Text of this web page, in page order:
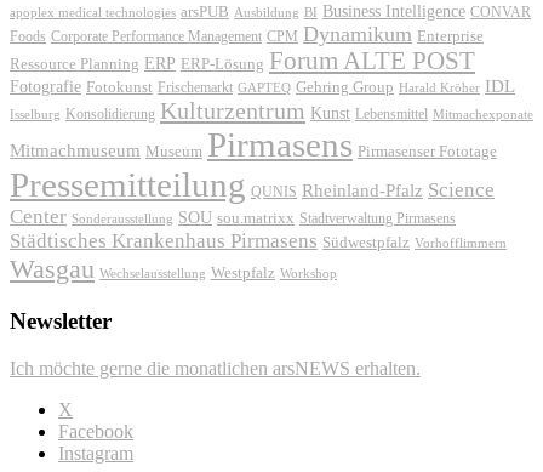
apoplex medical technologies arsPUB Ausbildung BI Business Intelligence CONVAR
Foods Corporate Performance Management CPM Dynamikum Enterprise
Ressource Planning ERP ERP-Lösung Forum ALTE POST
Fotografie Fotokunst Frischemarkt GAPTEQ Gehring Group Harald Kröher IDL
Isselburg Konsolidierung Kulturzentrum Kunst Lebensmittel Mitmachexponate
Mitmachmuseum Museum Pirmasens Pirmasenser Fototage
Pressemitteilung QUNIS Rheinland-Pfalz Science
Center Sonderausstellung SOU sou.matrixx Stadtverwaltung Pirmasens
Städtisches Krankenhaus Pirmasens Südwestpfalz Vorhofflimmern
Wasgau Wechselausstellung Westpfalz Workshop
Newsletter
Ich möchte gerne die monatlichen arsNEWS erhalten.
X
Facebook
Instagram